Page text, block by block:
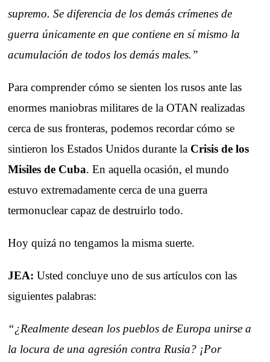
supremo. Se diferencia de los demás crímenes de
guerra únicamente en que contiene en sí mismo la
acumulación de todos los demás males.”
Para comprender cómo se sienten los rusos ante las
enormes maniobras militares de la OTAN realizadas
cerca de sus fronteras, podemos recordar cómo se
sintieron los Estados Unidos durante la Crisis de los
Misiles de Cuba. En aquella ocasión, el mundo
estuvo extremadamente cerca de una guerra
termonuclear capaz de destruirlo todo.
Hoy quizá no tengamos la misma suerte.
JEA: Usted concluye uno de sus artículos con las
siguientes palabras:
“¿Realmente desean los pueblos de Europa unirse a
la locura de una agresión contra Rusia? ¡Por